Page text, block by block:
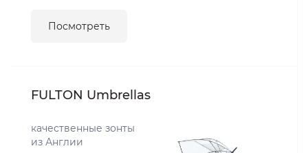
Посмотреть
FULTON Umbrellas
качественные зонты
из Англии